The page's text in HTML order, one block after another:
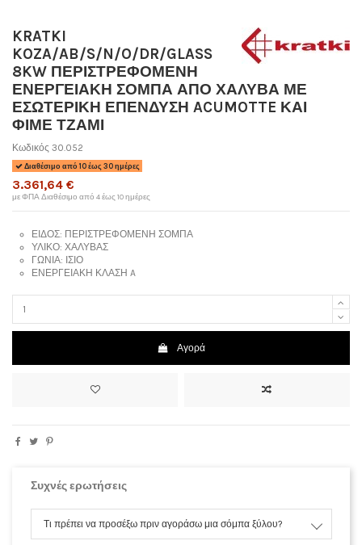
KRATKI
KOZA/AB/S/N/O/DR/GLASS
8KW ΠΕΡΙΣΤΡΕΦΟΜΕΝΗ
ΕΝΕΡΓΕΙΑΚΗ ΣΟΜΠΑ ΑΠΟ ΧΑΛΥΒΑ ΜΕ
ΕΣΩΤΕΡΙΚΗ ΕΠΕΝΔΥΣΗ ACUMOTTE ΚΑΙ
ΦΙΜΕ ΤΖΑΜΙ
Κωδικός 30.052
Διαθέσιμο από 10 έως 30 ημέρες
3.361,64 €
με ΦΠΑΔιαθέσιμο από 4 έως 10 ημέρες
ΕΙΔΟΣ: ΠΕΡΙΣΤΡΕΦΟΜΕΝΗ ΣΟΜΠΑ
ΥΛΙΚΟ: ΧΑΛΥΒΑΣ
ΓΩΝΙΑ: ΙΣΙΟ
ΕΝΕΡΓΕΙΑΚΗ ΚΛΑΣΗ A
Αγορά
Συχνές ερωτήσεις
Τι πρέπει να προσέξω πριν αγοράσω μια σόμπα ξύλου?